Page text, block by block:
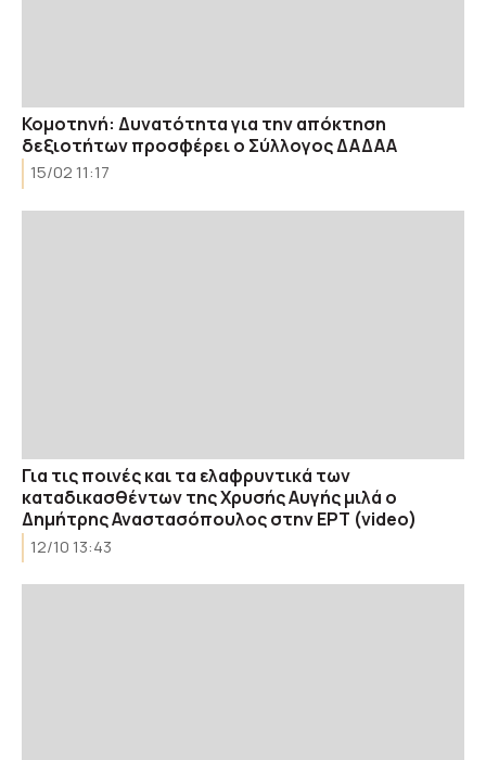
Κομοτηνή: Δυνατότητα για την απόκτηση
δεξιοτήτων προσφέρει ο Σύλλογος ΔΑΔΑΑ
15/02 11:17
Για τις ποινές και τα ελαφρυντικά των
καταδικασθέντων της Χρυσής Αυγής μιλά ο
Δημήτρης Αναστασόπουλος στην ΕΡΤ (video)
12/10 13:43